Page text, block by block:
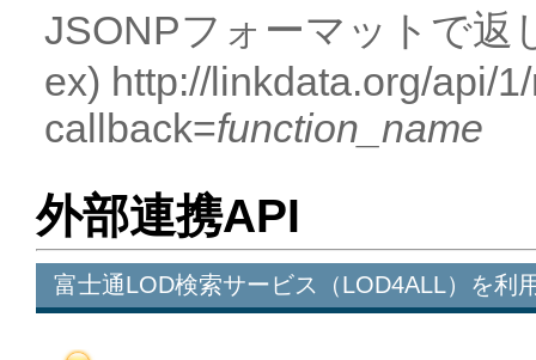
JSONPフォーマットで返
ex) http://linkdata.org/api/
callback=function_name
外部連携API
富士通LOD検索サービス（LOD4ALL）を利